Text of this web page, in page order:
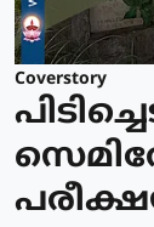
Coverstory